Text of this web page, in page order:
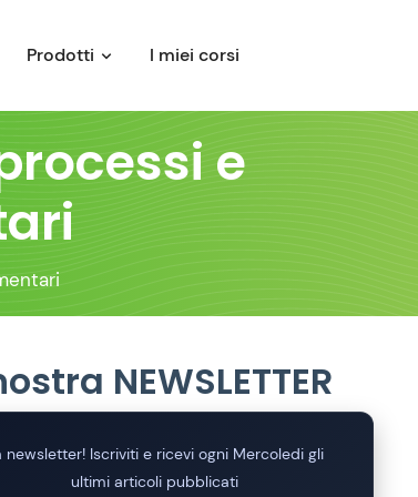
Prodotti I miei corsi
e
NEWSLETTER
newsletter! Iscriviti e ricevi ogni Mercoledi gli
ultimi articoli pubblicati